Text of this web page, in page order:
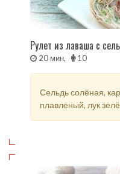
Рулет из лаваша с
20 мин, 10
Сельдь солёная,
плавленый, лук